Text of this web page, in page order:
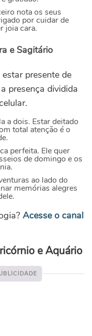
nota os seus
por cuidar de
joia cara.
e Sagitário
presente de
presença dividida
a dois. Estar deitado
total atenção é o
perfeita. Ele quer
de domingo e os
ao lado do
memórias alegres
Acesse o canal
e Aquário